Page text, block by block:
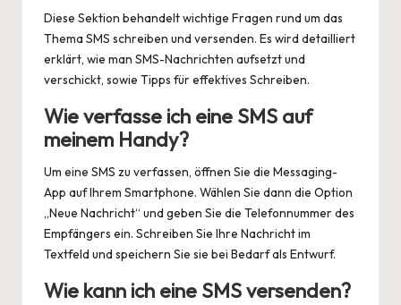
Diese Sektion behandelt wichtige Fragen rund um das
Thema SMS schreiben und versenden. Es wird detailliert
erklärt, wie man SMS-Nachrichten aufsetzt und
verschickt, sowie Tipps für effektives Schreiben.
Wie verfasse ich eine SMS auf
meinem Handy?
Um eine SMS zu verfassen, öffnen Sie die Messaging-
App auf Ihrem Smartphone. Wählen Sie dann die Option
„Neue Nachricht“ und geben Sie die Telefonnummer des
Empfängers ein. Schreiben Sie Ihre Nachricht im
Textfeld und speichern Sie sie bei Bedarf als Entwurf.
Wie kann ich eine SMS versenden?